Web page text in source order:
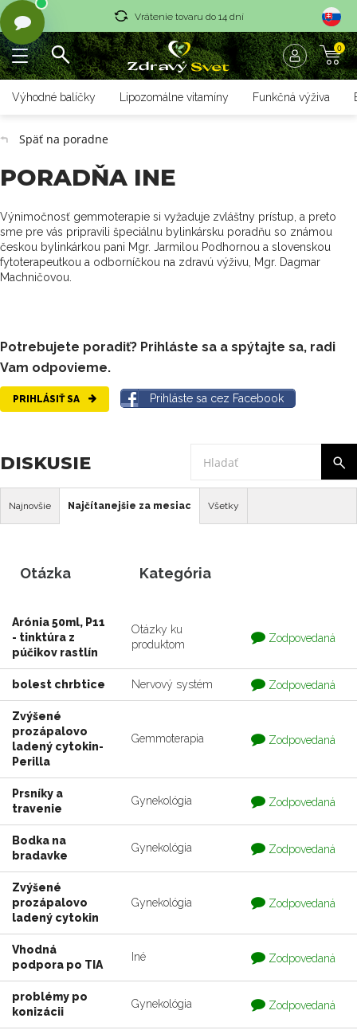
Vrátenie tovaru do 14 dní
Rýchle dodanie <36 hod 0
Výhodné balíčky Lipozomálne vitamíny Funkčná výživa
Späť na poradne
PORADŇA INE
Výnimočnosť gemmoterapie si vyžaduje zvláštny prístup, a preto
sme pre vás pripravili špeciálnu bylinkársku poradňu so známou
českou bylinkárkou pani Mgr. Jarmilou Podhornou a slovenskou
fytoterapeutkou a odborníčkou na zdravú výživu, Mgr. Dagmar
Machničovou.
Potrebujete poradiť? Prihláste sa a spýtajte sa, radi
Vam odpovieme.
PRIHLÁSIŤ SA Prihláste sa cez Facebook
DISKUSIE
Najnovšie Najčítanejšie za mesiac Všetky
Otázka Kategória
Arónia 50ml, P11
- tinktúra z
púčikov rastlín
Otázky ku
produktom
Otázka
je
Zodpovedaná
bolest chrbtice Nervový systém
Otázka
je
zodpovedaná
Zodpovedaná
Zvýšené
prozápalovo
ladený cytokin-
Perilla
Gemmoterapia
Otázka
je
Zodpovedaná
Prsníky a
travenie
Gynekológia
Otázka
je
zodpovedaná
Zodpovedaná
Bodka na
bradavke
Gynekológia
Otázka
je
zodpovedaná
Zodpovedaná
Zvýšené
prozápalovo
ladený cytokin
Gynekológia
Otázka
je
Zodpovedaná
Vhodná
podpora po TIA
Iné
Otázka
je
zodpovedaná
Zodpovedaná
problémy po
konizácii
Gynekológia
Otázka
je
zodpovedaná
Zodpovedaná